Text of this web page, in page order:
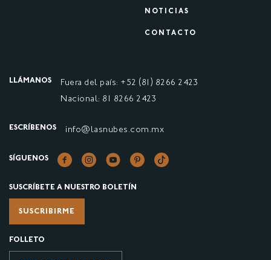
NOTICIAS
CONTACTO
LLÁMANOS Fuera del país: +52 (81) 8266 2423
Nacional: 81 8266 2423
ESCRÍBENOS info@lasnubes.com.mx
SÍGUENOS
SUSCRÍBETE A NUESTRO BOLETÍN
SUSCRIBIRME
FOLLETO